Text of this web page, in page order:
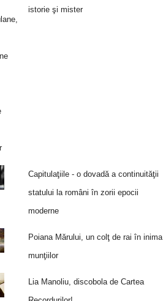
istorie şi mister
Capitulaţiile - o dovadă a continuităţii
statului la români în zorii epocii
moderne
Poiana Mărului, un colţ de rai în inima
munţiilor
Lia Manoliu, discobola de Cartea